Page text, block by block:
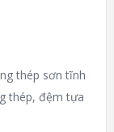
thép sơn tĩnh
thép, đệm tựa